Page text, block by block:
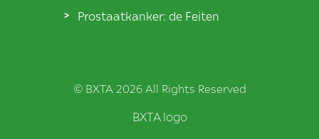
Prostaatkanker: de Feiten
© BXTA 2026 All Rights Reserved